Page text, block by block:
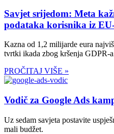
Savjet srijedom: Meta
podataka korisnika iz
Kazna od 1,2 milijarde eura
tvrtki ikada zbog kršenja GDPR-
PROČITAJ VIŠE »
Vodič za Google Ads
Uz sedam savjeta postavite
mali budžet.